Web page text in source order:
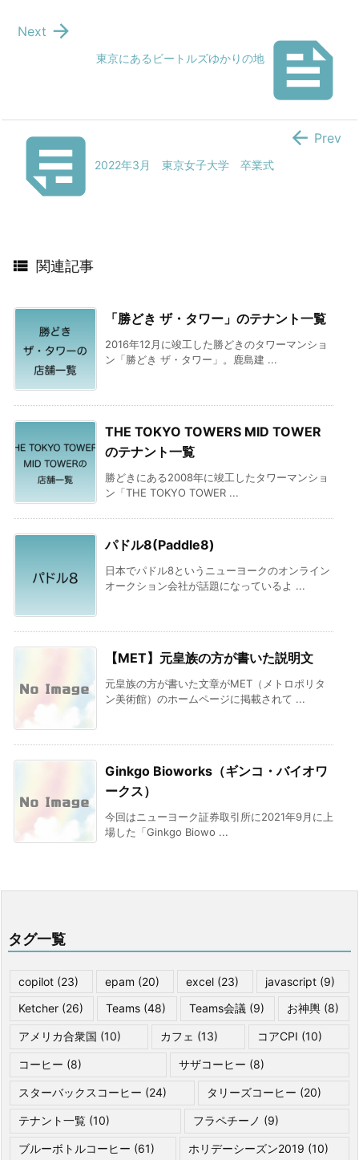

東京にあるビートルズゆかりの地

Next
2022年3月 東京女子大学 卒業式
 Prev
 関連記事
「勝どき ザ・タワー」のテナント一覧
2016年12月に竣工した勝どきのタワーマンショ
ン「勝どき ザ・タワー」。鹿島建 ...
THE TOKYO TOWERS MID TOWER
のテナント一覧
勝どきにある2008年に竣工したタワーマンショ
ン「THE TOKYO TOWER ...
パドル8(Paddle8)
日本でパドル8というニューヨークのオンライン
オークション会社が話題になっているよ ...
【MET】元皇族の方が書いた説明文
元皇族の方が書いた文章がMET（メトロポリタ
ン美術館）のホームページに掲載されて ...
Ginkgo Bioworks（ギンコ・バイオワ
ークス）
今回はニューヨーク証券取引所に2021年9月に上
場した「Ginkgo Biowo ...
タグ一覧
copilot (23) epam (20) excel (23) javascript (9)
Ketcher (26) Teams (48) Teams会議 (9) お神輿(8)
アメリカ合衆国 (10) カフェ (13) コアCPI (10)
コーヒー (8) サザコーヒー (8)
スターバックスコーヒー (24) タリーズコーヒー (20)
テナント一覧 (10) フラペチーノ (9)
ブルーボトルコーヒー (61) ホリデーシーズン2019 (10)